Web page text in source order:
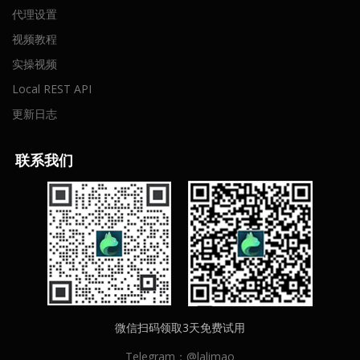
代理设置
视频教程
实操视频
Local REST API
更新日志
联系我们
微信扫码领取3天免费试用
Telegram：@lalimao